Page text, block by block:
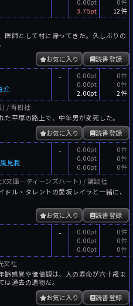
0.00pt
3.75pt
0件
12件
医師として村に帰ってきた。久しぶりの
読書登録
お気に入り
介
-
0.00pt
0.00pt
2.00pt
0件
0件
2件
) / 青樹社
平塚の路上で、中年男が変死した。
読書登録
お気に入り
風見潤
-
0.00pt
0.00pt
0.00pt
0件
0件
0件
文庫―ティーンズハート) / 講談社
ドル・タレントの愛坂レイラと一緒に、
読書登録
お気に入り
-
0.00pt
0.00pt
0.00pt
0件
0件
0件
文社
齢感覚や価値観は、人の寿命が六十歳ま
過去の遺物だ。
読書登録
お気に入り